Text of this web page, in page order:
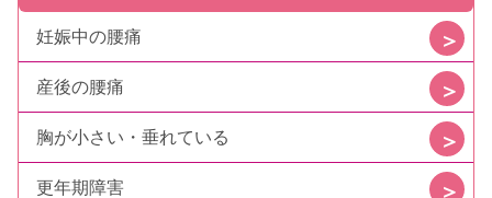
妊娠中の腰痛
産後の腰痛
胸が小さい・垂れている
更年期障害